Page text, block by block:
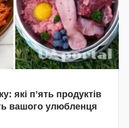
які пʼять продуктів
вашого улюбленця